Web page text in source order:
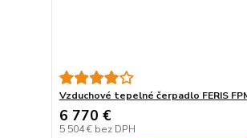
Vzduchové tepelné čerpadlo FERIS
6 770 €
5 504 € bez DPH